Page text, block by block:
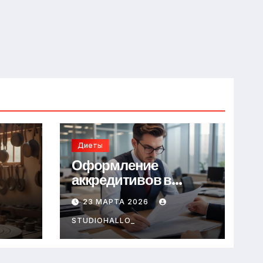
Диеты
Оформление
аккредитивов в
международной
торговле
23 МАРТА 2026
STUDIOHALLO_